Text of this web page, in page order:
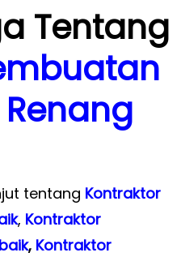
Tentang
tentang Kontraktor
, Kontraktor
,Kontraktor